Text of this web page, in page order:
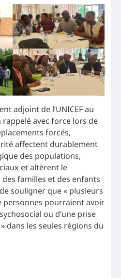
adjoint de l’UNICEF au
rappelé avec force lors de
forcés,
affectent durablement
des populations,
et altèrent le
familles et des enfants
souligner que « plusieurs
personnes pourraient avoir
ou d’une prise
dans les seules régions du